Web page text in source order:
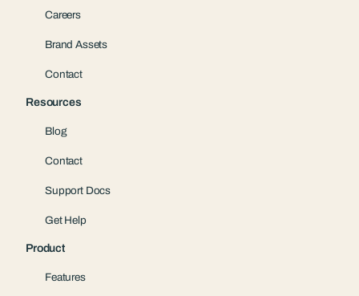
Careers
Brand Assets
Contact
Resources
Blog
Contact
Support Docs
Get Help
Product
Features